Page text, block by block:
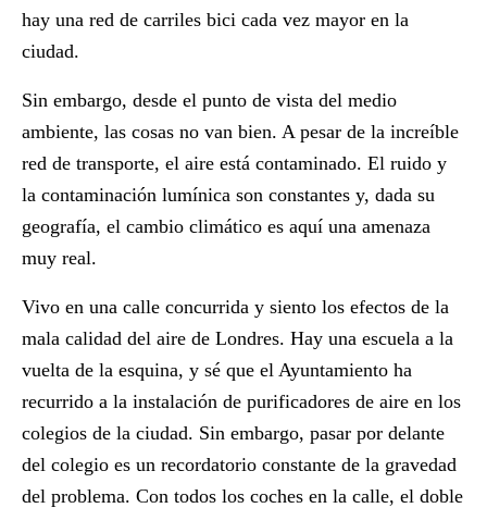
hay una red de carriles bici cada vez mayor en la
ciudad.
Sin embargo, desde el punto de vista del medio
ambiente, las cosas no van bien. A pesar de la increíble
red de transporte, el aire está contaminado. El ruido y
la contaminación lumínica son constantes y, dada su
geografía, el cambio climático es aquí una amenaza
muy real.
Vivo en una calle concurrida y siento los efectos de la
mala calidad del aire de Londres. Hay una escuela a la
vuelta de la esquina, y sé que el Ayuntamiento ha
recurrido a la instalación de purificadores de aire en los
colegios de la ciudad. Sin embargo, pasar por delante
del colegio es un recordatorio constante de la gravedad
del problema. Con todos los coches en la calle, el doble